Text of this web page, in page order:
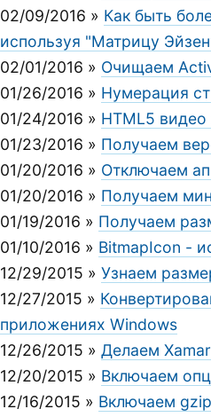
02/09/2016 » Как быть
используя "Матрицу
02/01/2016 » Очищаем
01/26/2016 » Нумерация
01/24/2016 » HTML5
01/23/2016 » Получаем
01/20/2016 » Отключаем
01/20/2016 » Получаем
01/19/2016 » Получаем
01/10/2016 » BitmapIcon -
12/29/2015 » Узнаем
12/27/2015 »
приложениях Windows
12/26/2015 » Делаем
12/20/2015 » Включаем
12/16/2015 » Включаем